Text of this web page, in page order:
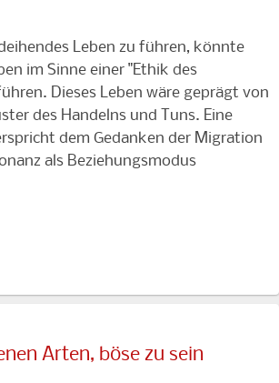
Leben zu führen, könnte
im Sinne einer "Ethik des
Dieses Leben wäre geprägt von
des Handelns und Tuns. Eine
dem Gedanken der Migration
als Beziehungsmodus
Arten, böse zu sein